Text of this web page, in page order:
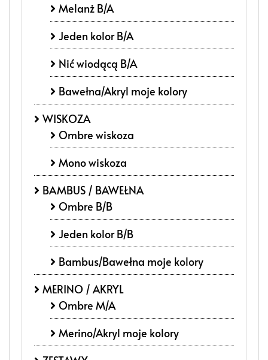
Melanż B/A
Jeden kolor B/A
Nić wiodącą B/A
Bawełna/Akryl moje kolory
WISKOZA
Ombre wiskoza
Mono wiskoza
BAMBUS / BAWEŁNA
Ombre B/B
Jeden kolor B/B
Bambus/Bawełna moje kolory
MERINO / AKRYL
Ombre M/A
Merino/Akryl moje kolory